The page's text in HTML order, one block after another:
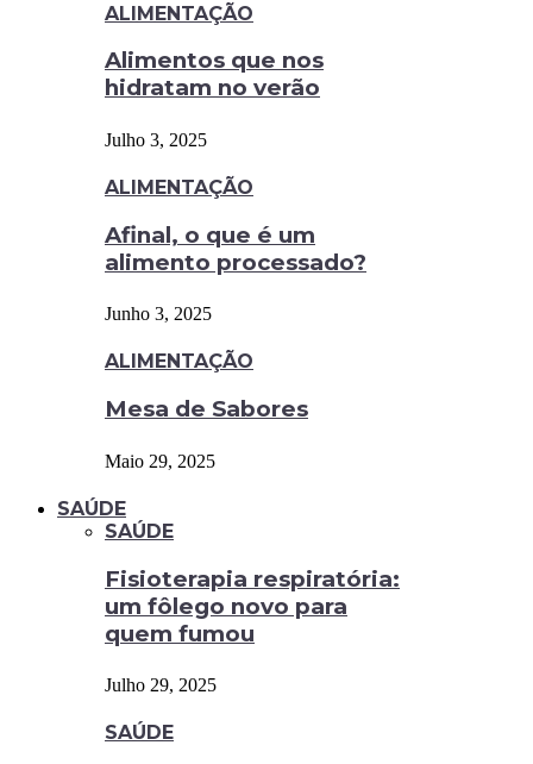
ALIMENTAÇÃO
Alimentos que nos
hidratam no verão
Julho 3, 2025
ALIMENTAÇÃO
Afinal, o que é um
alimento processado?
Junho 3, 2025
ALIMENTAÇÃO
Mesa de Sabores
Maio 29, 2025
SAÚDE
SAÚDE
Fisioterapia respiratória:
um fôlego novo para
quem fumou
Julho 29, 2025
SAÚDE